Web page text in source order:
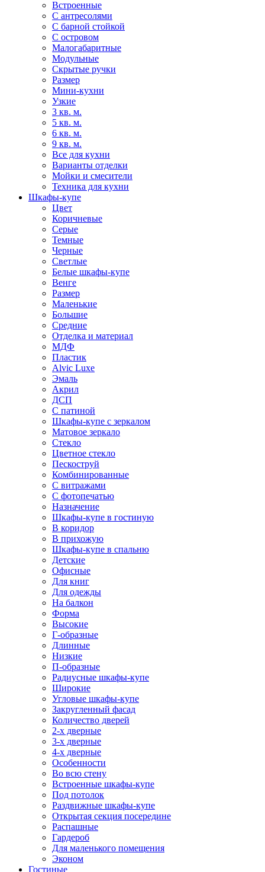
Встроенные
С антресолями
С барной стойкой
С островом
Малогабаритные
Модульные
Скрытые ручки
Размер
Мини-кухни
Узкие
3 кв. м.
5 кв. м.
6 кв. м.
9 кв. м.
Все для кухни
Варианты отделки
Мойки и смесители
Техника для кухни
Шкафы-купе
Цвет
Коричневые
Серые
Темные
Черные
Светлые
Белые шкафы-купе
Венге
Размер
Маленькие
Большие
Средние
Отделка и материал
МДФ
Пластик
Alvic Luxe
Эмаль
Акрил
ДСП
С патиной
Шкафы-купе с зеркалом
Матовое зеркало
Стекло
Цветное стекло
Пескоструй
Комбинированные
С витражами
С фотопечатью
Назначение
Шкафы-купе в гостиную
В коридор
В прихожую
Шкафы-купе в спальню
Детские
Офисные
Для книг
Для одежды
На балкон
Форма
Высокие
Г-образные
Длинные
Низкие
П-образные
Радиусные шкафы-купе
Широкие
Угловые шкафы-купе
Закругленный фасад
Количество дверей
2-х дверные
3-х дверные
4-х дверные
Особенности
Во всю стену
Встроенные шкафы-купе
Под потолок
Раздвижные шкафы-купе
Открытая секция посередине
Распашные
Гардероб
Для маленького помещения
Эконом
Гостиные